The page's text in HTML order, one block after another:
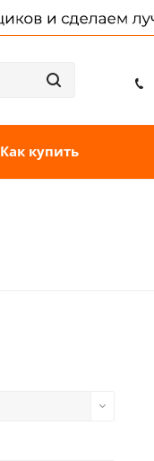
Как купить